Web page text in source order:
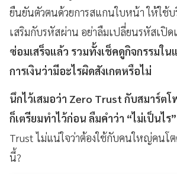
ยืนยันตัวตนด้วยการสแกนใบหน้า ให้ใช้
เสริมกับรหัสผ่าน อย่าลืมเปลี่ยนรหัสเปิด
ซ่อมเสร็จแล้ว รวมทั้งเช็คดูกิจกรรมใ
การเงินว่ามีอะไรผิดสังเกตหรือไม่
นึกไว้เสมอว่า Zero Trust กับสมาร์ต
ก็เตรียมทำไว้ก่อน ลืมคำว่า “ไม่เป็นไร
Trust ไม่แน่ใจว่าต้องใช้กับคนใหญ่คนโต
นี้?